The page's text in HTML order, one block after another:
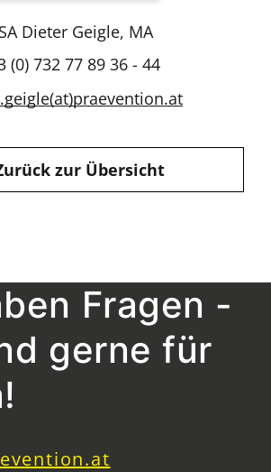
Dieter Geigle, MA
(0) 732 77 89 36 - 44
zur Übersicht
Fragen -
gerne für